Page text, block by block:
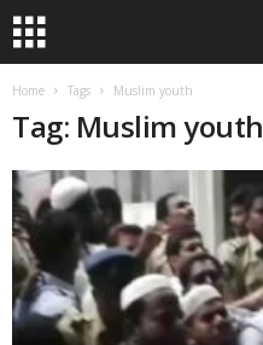
Home Tags Muslim youth
Tag: Muslim youth